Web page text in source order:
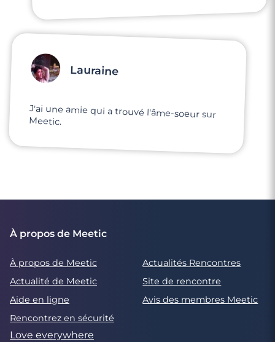
Lauraine
J'ai une amie qui a trouvé l'âme-soeur sur
Meetic.
À propos de Meetic
À propos de Meetic
Actualités Rencontres
Actualité de Meetic
Site de rencontre
Aide en ligne
Avis des membres Meetic
Rencontrez en sécurité
Love everywhere